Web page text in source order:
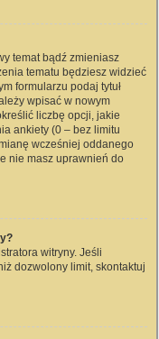
temat bądź zmieniasz
tematu będziesz widzieć
formularzu podaj tytuł
wpisać w nowym
liczbę opcji, jakie
ankiety (0 – bez limitu
wcześniej oddanego
nie masz uprawnień do
witryny. Jeśli
dozwolony limit, skontaktuj